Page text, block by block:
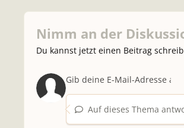
Nimm an der
Du kannst jetzt einen Beitrag
Auf dieses Thema